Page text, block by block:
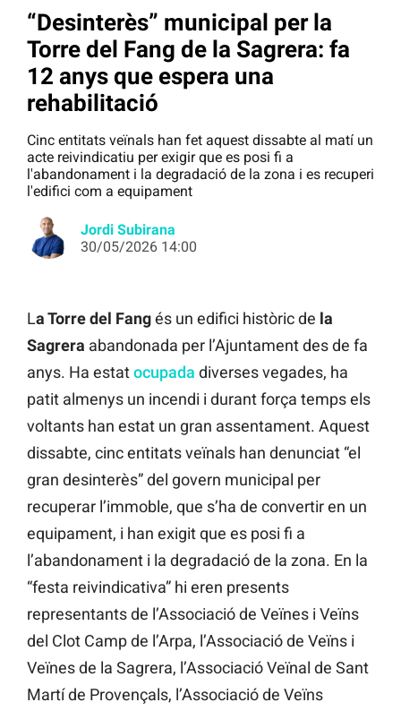
“Desinterès” municipal per la
Torre del Fang de la Sagrera: fa
12 anys que espera una
rehabilitació
Cinc entitats veïnals han fet aquest dissabte al matí un
acte reivindicatiu per exigir que es posi fi a
l'abandonament i la degradació de la zona i es recuperi
l'edifici com a equipament
Jordi Subirana
30/05/2026 14:00
La Torre del Fangés un edifici històric de la
Sagrera abandonada per l’Ajuntament des de fa
anys. Ha estatocupada diverses vegades, ha
patit almenys un incendi i durant força temps els
voltants han estat un gran assentament. Aquest
dissabte, cinc entitats veïnals han denunciat “el
gran desinterès” del govern municipal per
recuperar l’immoble, que s’ha de convertir en un
equipament, i han exigit que es posi fi a
l’abandonament i la degradació de la zona. En la
“festa reivindicativa” hi eren presents
representants de l’Associació de Veïnes i Veïns
del Clot Camp de l’Arpa, l’Associació de Veïns i
Veïnes de la Sagrera, l’Associació Veïnal de Sant
Martí de Provençals, l’Associació de Veïns